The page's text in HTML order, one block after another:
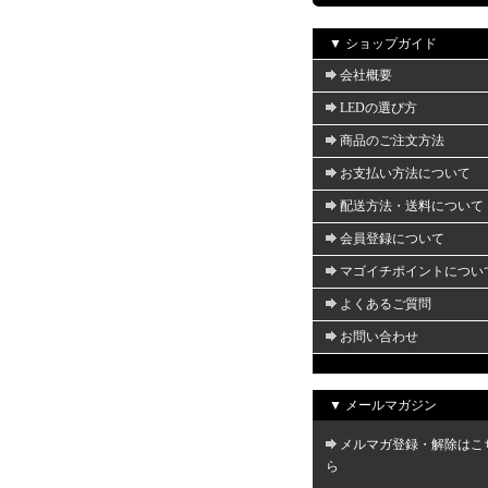
▼ ショップガイド
会社概要
LEDの選び方
商品のご注文方法
お支払い方法について
配送方法・送料について
会員登録について
マゴイチポイントについ
よくあるご質問
お問い合わせ
▼ メールマガジン
メルマガ登録・解除はこ
ら